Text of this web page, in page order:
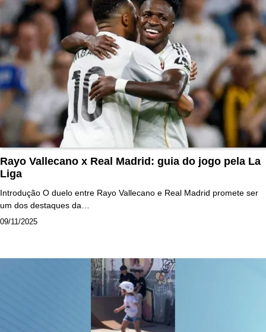
Rayo Vallecano x Real Madrid: guia do jogo pela La
Liga
Introdução O duelo entre Rayo Vallecano e Real Madrid promete ser
um dos destaques da…
09/11/2025